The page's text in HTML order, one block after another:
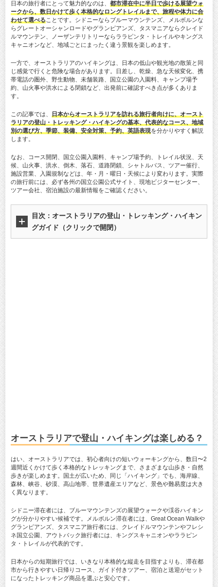
日本の旅行者にとって魅力的なのは、 都市滞在中に半日で歩ける展望ウォ
ークから、数日かけて歩く本格的なロングトレイルまで、旅程や体力に合
わせて選べることです。シドニーならブルーマウンテンズ、メルボルンな
らグレートオーシャンロードやグランピアンズ、タスマニアならクレイド
ルマウンテン、ノーザンテリトリーならララピンタ・トレイルやキングス
キャニオンなど、地域ごとにまったく違う景観を楽しめます。
一方で、オーストラリアのハイキングは、日本の低山や観光地の散策と同
じ感覚で行くと危険な場合があります。日差し、乾燥、急な天候変化、携
帯電話の圏外、野生動物、未舗装路、国立公園の入園料、キャンプ場予
約、山火事や洪水による閉鎖など、出発前に確認すべき点が多くありま
す。
この記事では、 日本からオーストラリアを訪れる旅行者向けに、オースト
ラリアの登山・トレッキング・ハイキングの基本、代表的なコース、地域
別の選び方、季節、装備、安全対策、予約、英語表現を分かりやすく解説
します。
なお、コース開閉、国立公園入園料、キャンプ場予約、トレイル状況、天
候、山火事、洪水、倒木、落石、道路閉鎖、シャトルバス、ツアー催行、
施設営業、入園規制などは、年・月・曜日・天候により変わります。実際
の旅行前には、必ず各州の国立公園公式サイト、現地ビジターセンター、
ツアー会社、宿泊施設の最新情報をご確認ください。
目次： オーストラリアの登山・トレッキング・ハイキン
グガイド （クリックで開閉）
オーストラリアで登山・ハイキングは楽しめる？
はい、オーストラリアでは、初心者向けの短いウォーキングから、数日〜2
週間近くかけて歩く本格的なトレッキングまで、さまざまな山歩き・自然
歩きが楽しめます。国土が広いため、同じ「ハイキング」でも、海岸線、
森林、峡谷、砂漠、高山地帯、世界遺産エリアなど、景色や難易度は大き
く異なります。
シドニー滞在者には、ブルーマウンテンズの展望ウォークや渓谷ハイキン
グが分かりやすい候補です。メルボルン滞在者には、Great Ocean Walkや
グランピアンズ、タスマニア旅行者には、クレイドルマウンテンやフレシ
ネ国立公園、アウトバック旅行者には、キングスキャニオンやララピン
タ・トレイルが代表的です。
日本からの短期旅行では、いきなり本格的な縦走を目指すよりも、滞在都
市から行きやすい日帰りコース、ガイド付きツアー、宿泊と送迎がセット
になったトレッキング商品を選ぶと安心です。